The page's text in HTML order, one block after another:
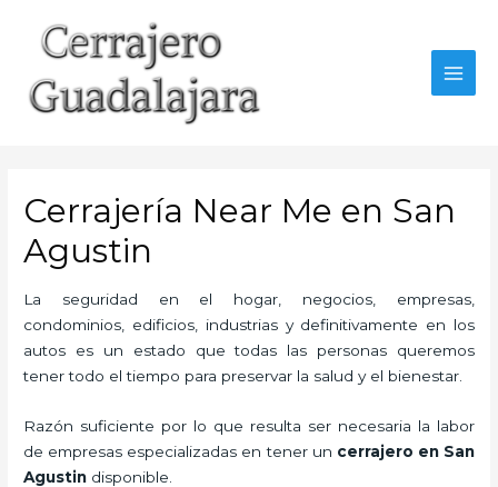
contenido
Cerrajería Near Me en San
Agustin
La seguridad en el hogar, negocios, empresas,
condominios, edificios, industrias y definitivamente en los
autos es un estado que todas las personas queremos
tener todo el tiempo para preservar la salud y el bienestar.
Razón suficiente por lo que resulta ser necesaria la labor
de empresas especializadas en tener un cerrajero en San
Agustin disponible.